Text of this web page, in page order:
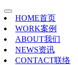
HOME首页
WORK案例
ABOUT我们
NEWS资讯
CONTACT联络